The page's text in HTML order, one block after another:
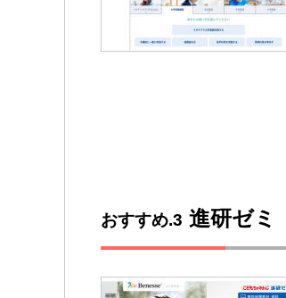
おすすめ.3 進研ゼミ